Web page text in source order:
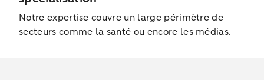
Notre expertise couvre un large périmètre de
secteurs comme la santé ou encore les médias.